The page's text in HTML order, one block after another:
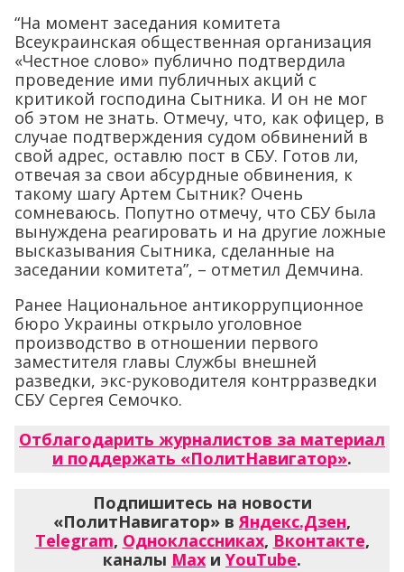
“На момент заседания комитета
Всеукраинская общественная организация
«Честное слово» публично подтвердила
проведение ими публичных акций с
критикой господина Сытника. И он не мог
об этом не знать. Отмечу, что, как офицер, в
случае подтверждения судом обвинений в
свой адрес, оставлю пост в СБУ. Готов ли,
отвечая за свои абсурдные обвинения, к
такому шагу Артем Сытник? Очень
сомневаюсь. Попутно отмечу, что СБУ была
вынуждена реагировать и на другие ложные
высказывания Сытника, сделанные на
заседании комитета”, – отметил Демчина.
Ранее Национальное антикоррупционное
бюро Украины открыло уголовное
производство в отношении первого
заместителя главы Службы внешней
разведки, экс-руководителя контрразведки
СБУ Сергея Семочко.
Отблагодарить журналистов за материал
и поддержать «ПолитНавигатор».
Подпишитесь на новости
«ПолитНавигатор» вЯндекс.Дзен,
Telegram, Одноклассниках, Вконтакте,
каналы Max и YouTube.